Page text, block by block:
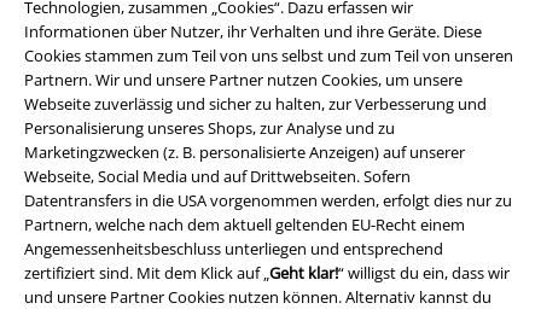
Technologien, zusammen „Cookies“. Dazu erfassen wir
Informationen über Nutzer, ihr Verhalten und ihre Geräte. Diese
Cookies stammen zum Teil von uns selbst und zum Teil von unseren
Partnern. Wir und unsere Partner nutzen Cookies, um unsere
Webseite zuverlässig und sicher zu halten, zur Verbesserung und
Personalisierung unseres Shops, zur Analyse und zu
Marketingzwecken (z. B. personalisierte Anzeigen) auf unserer
Webseite, Social Media und auf Drittwebseiten. Sofern
Datentransfers in die USA vorgenommen werden, erfolgt dies nur zu
Partnern, welche nach dem aktuell geltenden EU-Recht einem
Angemessenheitsbeschluss unterliegen und entsprechend
zertifiziert sind. Mit dem Klick auf „Geht klar!“ willigst du ein, dass wir
und unsere Partner Cookies nutzen können. Alternativ kannst du
Rechtliches
AGB
Impressum